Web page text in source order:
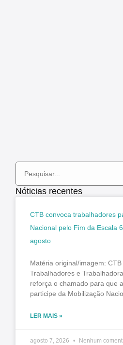
Nóticias recentes
CTB convoca trabalhadores
Nacional pelo Fim da Escala
agosto
Matéria original/imagem:
Trabalhadores e
reforça o chamado para que
participe da Mobilização
LER MAIS »
agosto 7, 2026 Nenhum